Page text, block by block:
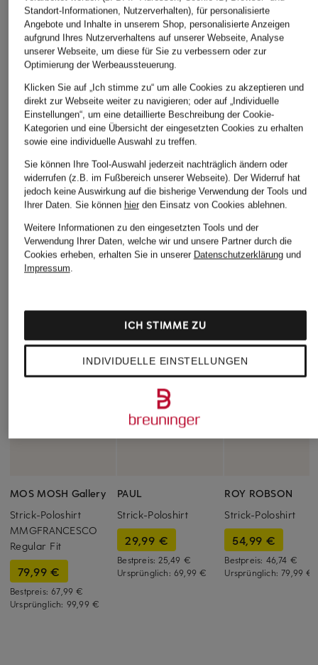
ÄHNLICHE ARTIKEL ENTDECKEN
MOS MOSH Gallery
Strick-Poloshirt
MMGFRANCESCO
Regular Fit
79,99 €
Bestpreis:67,99 €
Ursprünglich: 99,99 €
PAUL
Strick-Poloshirt
29,99 €
Bestpreis:25,49 €
Ursprünglich: 69,99 €
ROY ROBSON
Strick-Poloshirt
54,99 €
Bestpreis: 46,74 €
Ursprünglich:79,99 €
Standort-Informationen, Nutzerverhalten), für personalisierte
Angebote und Inhalte in unserem Shop, personalisierte Anzeigen
aufgrund Ihres Nutzerverhaltens auf unserer Webseite, Analyse
unserer Webseite, um diese für Sie zu verbessern oder zur
Optimierung der Werbeaussteuerung.
Klicken Sie auf „Ich stimme zu“ um alle Cookies zu akzeptieren und
direkt zur Webseite weiter zu navigieren; oder auf „Individuelle
Einstellungen“, um eine detaillierte Beschreibung der Cookie-
Kategorien und eine Übersicht der eingesetzten Cookies zu erhalten
sowie eine individuelle Auswahl zu treffen.
Sie können Ihre Tool-Auswahl jederzeit nachträglich ändern oder
widerrufen (z.B. im Fußbereich unserer Webseite). Der Widerruf hat
jedoch keine Auswirkung auf die bisherige Verwendung der Tools und
Ihrer Daten. Sie können hierden Einsatz von Cookies ablehnen.
Weitere Informationen zu den eingesetzten Tools und der
Verwendung Ihrer Daten, welche wir und unsere Partner durch die
Cookies erheben, erhalten Sie in unserer Datenschutzerklärungund
Impressum.
INDIVIDUELLE EINSTELLUNGEN
ICH STIMME ZU